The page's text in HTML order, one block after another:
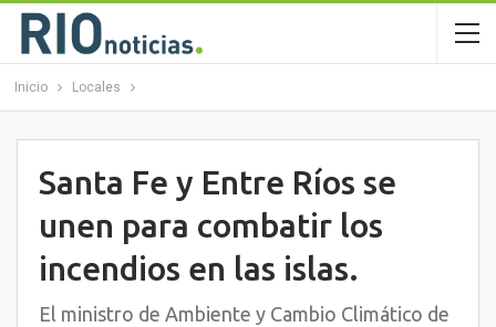
Inicio Locales
Santa Fe y Entre Ríos se
unen para combatir los
incendios en las islas.
El ministro de Ambiente y Cambio Climático de